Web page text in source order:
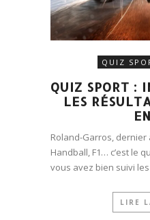
QUIZ
QUIZ SPORT :
LES
Roland-Garros, dernier
Handball, F1… c’est le
vous avez bien suivi
LIRE